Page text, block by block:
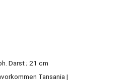
Darst ; 21 cm
Tansania